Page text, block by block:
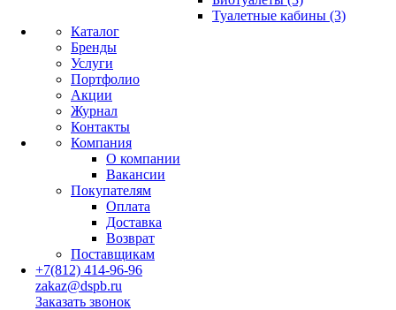
Туалетные кабины (3)
Каталог
Бренды
Услуги
Портфолио
Акции
Журнал
Контакты
Компания
О компании
Вакансии
Покупателям
Оплата
Доставка
Возврат
Поставщикам
+7(812) 414-96-96
zakaz@dspb.ru
Заказать звонок